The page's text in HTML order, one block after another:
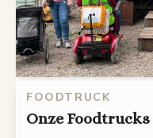
FOODTRUCK
Onze